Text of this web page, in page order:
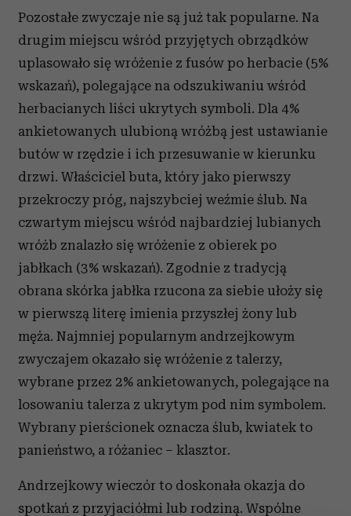
Pozostałe zwyczaje nie są już tak popularne. Na
drugim miejscu wśród przyjętych obrządków
uplasowało się wróżenie z fusów po herbacie (5%
wskazań), polegające na odszukiwaniu wśród
herbacianych liści ukrytych symboli. Dla 4%
ankietowanych ulubioną wróżbą jest ustawianie
butów w rzędzie i ich przesuwanie w kierunku
drzwi. Właściciel buta, który jako pierwszy
przekroczy próg, najszybciej weźmie ślub. Na
czwartym miejscu wśród najbardziej lubianych
wróżb znalazło się wróżenie z obierek po
jabłkach (3% wskazań). Zgodnie z tradycją
obrana skórka jabłka rzucona za siebie ułoży się
w pierwszą literę imienia przyszłej żony lub
męża. Najmniej popularnym andrzejkowym
zwyczajem okazało się wróżenie z talerzy,
wybrane przez 2% ankietowanych, polegające na
losowaniu talerza z ukrytym pod nim symbolem.
Wybrany pierścionek oznacza ślub, kwiatek to
panieństwo, a różaniec – klasztor.
Andrzejkowy wieczór to doskonała okazja do
spotkań z przyjaciółmi lub rodziną. Wspólne